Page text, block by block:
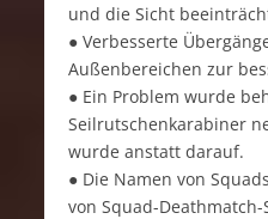
und die Sicht
● Verbesserte
Außenbereichen zur
● Ein Problem wurde
Seilrutschenkarabiner
wurde anstatt darauf.
● Die Namen von
von Squad-